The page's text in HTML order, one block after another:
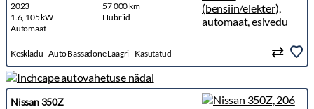
2023
57 000 km
1.6, 105 kW
Hübriid
Automaat
Keskladu Auto Bassadone Laagri Kasutatud
Nissan 350Z